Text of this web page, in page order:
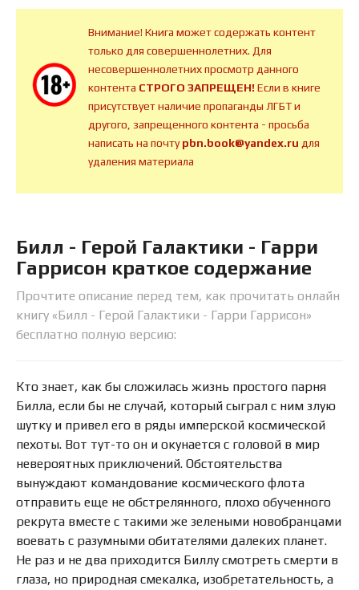
Внимание! Книга может содержать контент
только для совершеннолетних. Для
несовершеннолетних просмотр данного
контента СТРОГО ЗАПРЕЩЕН!Если в книге
присутствует наличие пропаганды ЛГБТ и
другого, запрещенного контента - просьба
написать на почтуpbn.book@yandex.ru для
удаления материала
Билл - Герой Галактики - Гарри
Гаррисон краткое содержание
Прочтите описание перед тем, как прочитать онлайн
книгу «Билл - Герой Галактики - Гарри Гаррисон»
бесплатно полную версию:
Кто знает, как бы сложилась жизнь простого парня
Билла, если бы не случай, который сыграл с ним злую
шутку и привел его в ряды имперской космической
пехоты. Вот тут-то он и окунается с головой в мир
невероятных приключений. Обстоятельства
вынуждают командование космического флота
отправить еще не обстрелянного, плохо обученного
рекрута вместе с такими же зелеными новобранцами
воевать с разумными обитателями далеких планет.
Не раз и не два приходится Биллу смотреть смерти в
глаза, но природная смекалка, изобретательность, а